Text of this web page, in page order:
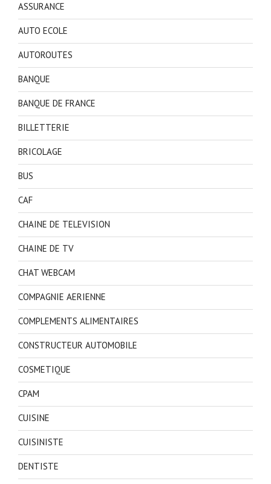
ASSURANCE
AUTO ECOLE
AUTOROUTES
BANQUE
BANQUE DE FRANCE
BILLETTERIE
BRICOLAGE
BUS
CAF
CHAINE DE TELEVISION
CHAINE DE TV
CHAT WEBCAM
COMPAGNIE AERIENNE
COMPLEMENTS ALIMENTAIRES
CONSTRUCTEUR AUTOMOBILE
COSMETIQUE
CPAM
CUISINE
CUISINISTE
DENTISTE